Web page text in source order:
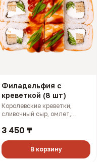
Филадельфия с
креветкой (8 шт)
Королевские креветки,
сливочный сыр, омлет,
501 ккал)
3 450 ₸
В корзину